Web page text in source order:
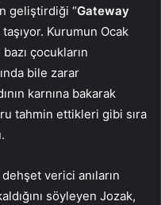
geliştirdiği “Gateway
Kurumun Ocak
çocukların
bile zarar
karnına bakarak
tahmin ettikleri gibi sıra
verici anıların
söyleyen Jozak,